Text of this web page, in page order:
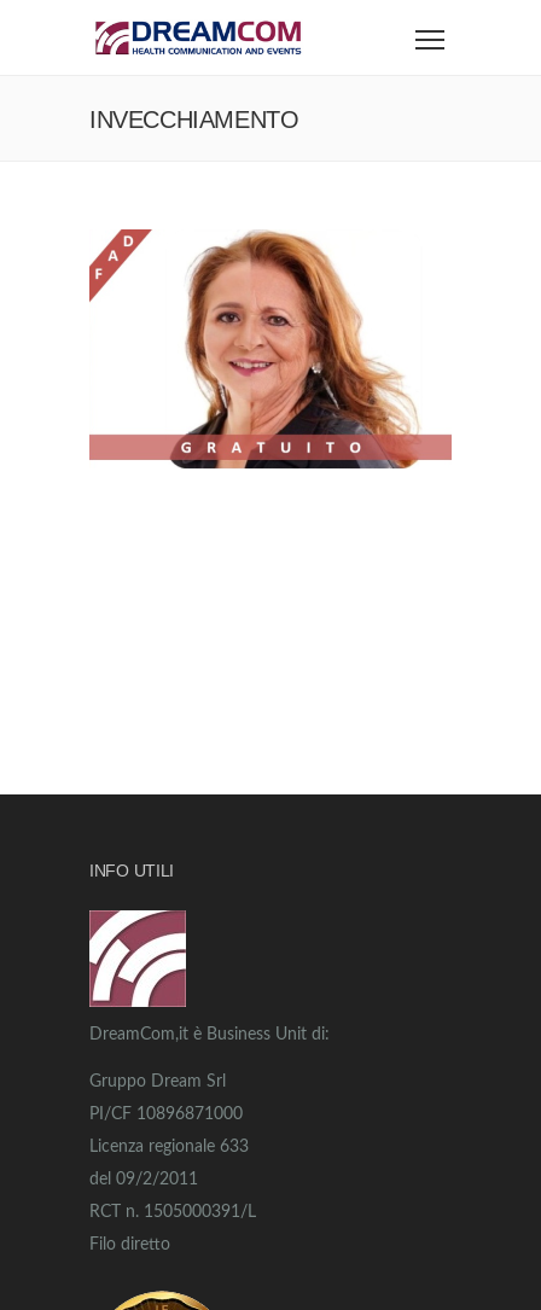
INVECCHIAMENTO
INFO UTILI
DreamCom,it è Business Unit di:
Gruppo Dream Srl
PI/CF 10896871000
Licenza regionale 633
del 09/2/2011
RCT n. 1505000391/L
Filo diretto